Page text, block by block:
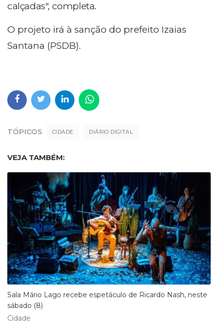
calçadas", completa.
O projeto irá à sanção do prefeito Izaias
Santana (PSDB).
TÓPICOS CIDADE DIÁRIO DIGITAL
VEJA TAMBÉM:
Sala Mário Lago recebe espetáculo de Ricardo Nash, neste
sábado (8)
Cidade